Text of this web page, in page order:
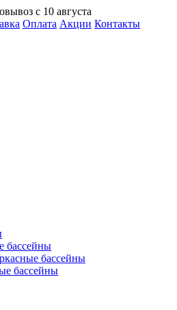
с 10 августа
Оплата Акции Контакты
бассейны
бассейны
бассейны